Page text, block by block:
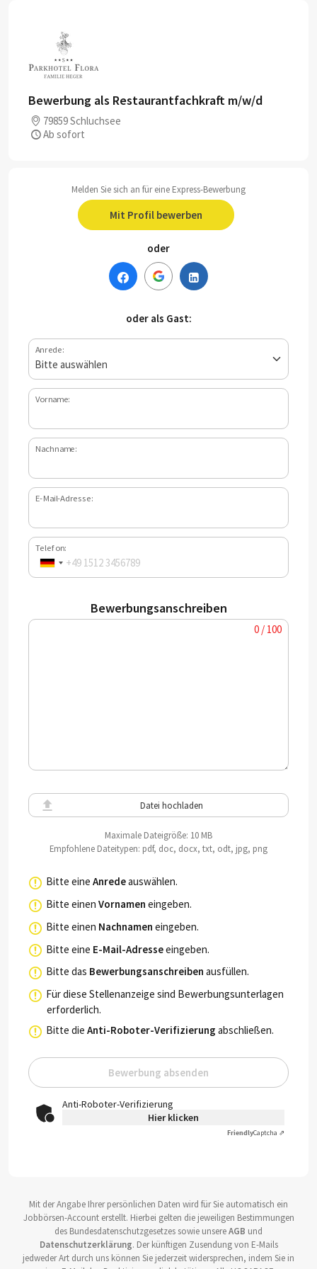
Bewerbung als Restaurantfachkraft m/w/d
79859 Schluchsee
Ab sofort
Melden Sie sich an für eine Express-Bewerbung
Mit Profil bewerben
oder
oder als Gast:
Anrede:
Vorname:
Nachname:
E-Mail-Adresse:
Telefon:
Bewerbungsanschreiben
0 / 100
Datei hochladen
Maximale Dateigröße: 10 MB
Empfohlene Dateitypen: pdf, doc, docx, txt, odt, jpg, png
Bitte eine Anredeauswählen.
Bitte einen Vornamen eingeben.
Bitte einen Nachnamen eingeben.
Bitte eine E-Mail-Adresseeingeben.
Bitte das Bewerbungsanschreiben ausfüllen.
Für diese Stellenanzeige sind Bewerbungsunterlagen
erforderlich.
Bitte die Anti-Roboter-Verifizierung abschließen.
Bewerbung absenden
Anti-Roboter-Verifizierung
Hier klicken
FriendlyCaptcha ⇗
Mit der Angabe Ihrer persönlichen Daten wird für Sie automatisch ein
Jobbörsen-Account erstellt. Hierbei gelten die jeweiligen Bestimmungen
des Bundesdatenschutzgesetzes sowie unsereAGB und
Datenschutzerklärung. Der künftigen Zusendung von E-Mails
jedweder Art durch uns können Sie jederzeit widersprechen, indem Sie in